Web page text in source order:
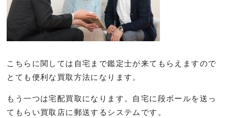
こちらに関しては自宅まで鑑定士が来てもらえますので
とても便利な買取方法になります。
もう一つは宅配買取になります。自宅に段ボールを送っ
てもらい買取店に郵送するシステムです。